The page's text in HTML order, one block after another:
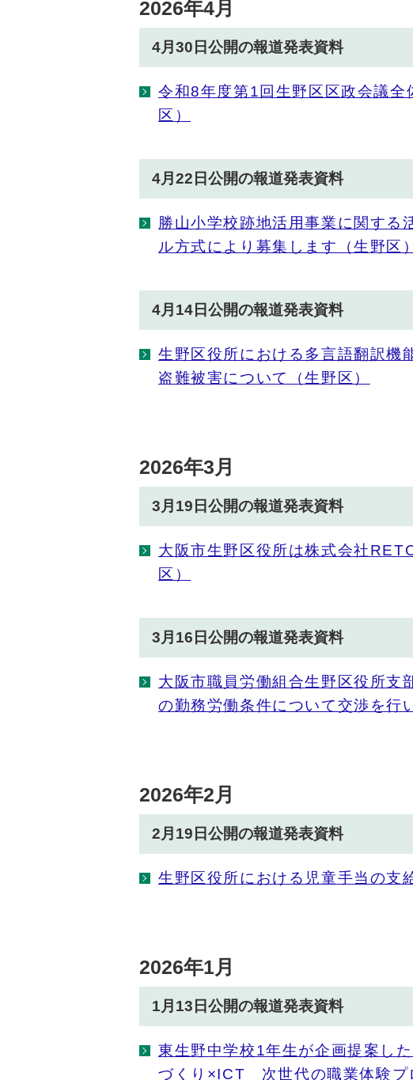
2026年4月
4月30日公開の報道発表資料
令和8年度第1回生野区区政会議
区）
4月22日公開の報道発表資料
勝山小学校跡地活用事業に関する
ル方式により募集します（生野区）
4月14日公開の報道発表資料
生野区役所における多言語翻訳機
盗難被害について（生野区）
2026年3月
3月19日公開の報道発表資料
大阪市生野区役所は株式会社
区）
3月16日公開の報道発表資料
大阪市職員労働組合生野区役所支
の勤務労働条件について交渉を行
2026年2月
2月19日公開の報道発表資料
生野区役所における児童手当の支
2026年1月
1月13日公開の報道発表資料
東生野中学校1年生が企画提案し
づくり×ICT 次世代の職業体験プ